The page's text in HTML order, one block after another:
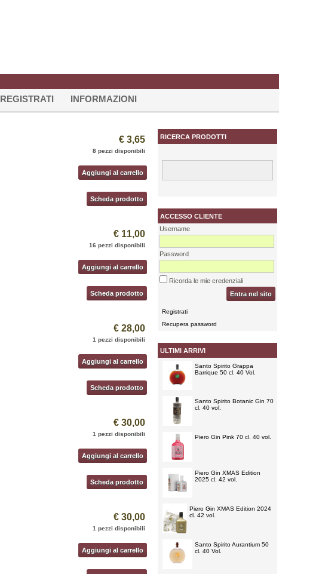
REGISTRATI INFORMAZIONI
€ 3,65
8 pezzi disponibili
Aggiungi al carrello
Scheda prodotto
€ 11,00
16 pezzi disponibili
Aggiungi al carrello
Scheda prodotto
€ 28,00
1 pezzi disponibili
Aggiungi al carrello
Scheda prodotto
€ 30,00
1 pezzi disponibili
Aggiungi al carrello
Scheda prodotto
€ 30,00
1 pezzi disponibili
Aggiungi al carrello
RICERCA PRODOTTI
ACCESSO CLIENTE
Username
Password
Ricorda le mie credenziali
Entra nel sito
Registrati
Recupera password
ULTIMI ARRIVI
Santo Spirito Grappa
Barrique 50 cl. 40 Vol.
Santo Spirito Botanic Gin 70
cl. 40 vol.
Piero Gin Pink 70 cl. 40 vol.
Piero Gin XMAS Edition
2025 cl. 42 vol.
Piero Gin XMAS Edition 2024
cl. 42 vol.
Santo Spirito Aurantium 50
cl. 40 Vol.